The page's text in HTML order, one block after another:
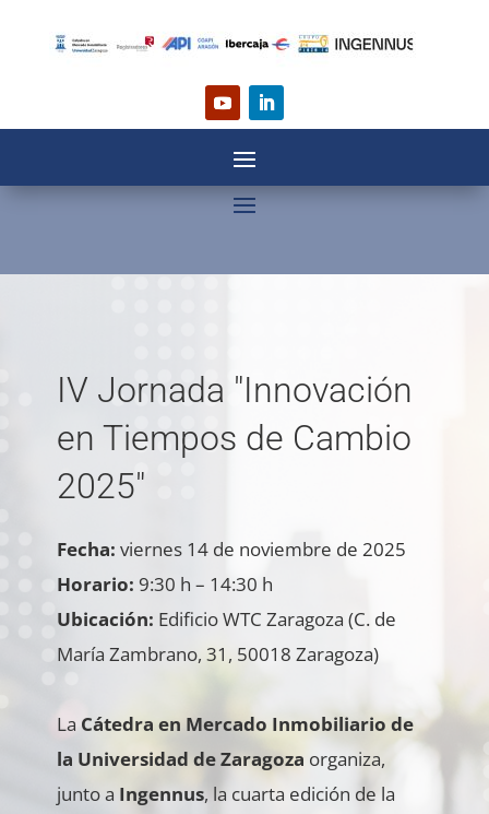
IV Jornada "Innovación
en Tiempos de Cambio
2025"
Fecha: viernes 14 de noviembre de 2025
Horario: 9:30 h – 14:30 h
Ubicación: Edificio WTC Zaragoza (C. de
María Zambrano, 31, 50018 Zaragoza)
La Cátedra en Mercado Inmobiliario de
la Universidad de Zaragoza organiza,
junto a Ingennus, la cuarta edición de la